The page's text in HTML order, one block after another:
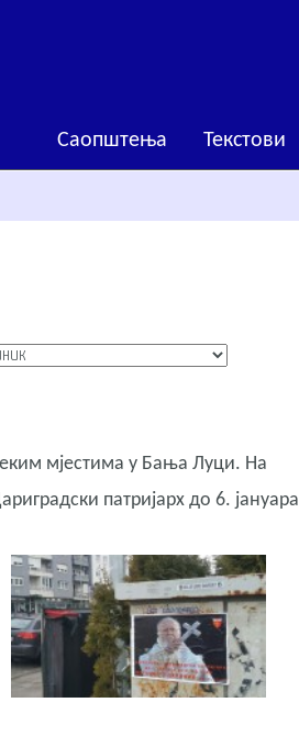
Саопштења Текстови
мјестима у Бања Луци. На
патријарх до 6. јануара